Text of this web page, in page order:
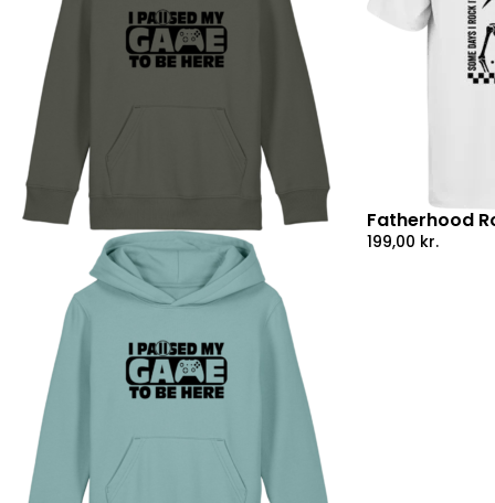
Fatherhood
199,00 kr.